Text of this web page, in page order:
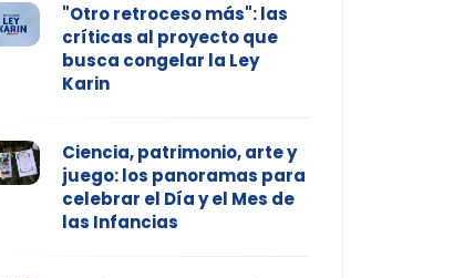
"Otro retroceso más": las
críticas al proyecto que
busca congelar la Ley
Karin
Ciencia, patrimonio, arte y
juego: los panoramas para
celebrar el Día y el Mes de
las Infancias